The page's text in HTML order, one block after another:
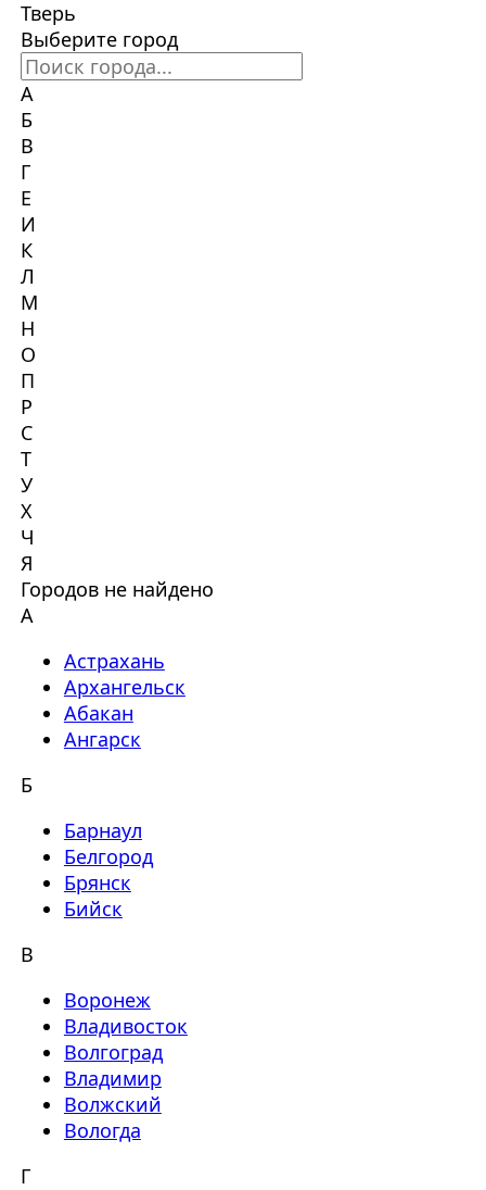
Тверь
Выберите город
А
Б
В
Г
Е
И
К
Л
М
Н
О
П
Р
С
Т
У
Х
Ч
Я
Городов не найдено
А
Астрахань
Архангельск
Абакан
Ангарск
Б
Барнаул
Белгород
Брянск
Бийск
В
Воронеж
Владивосток
Волгоград
Владимир
Волжский
Вологда
Г